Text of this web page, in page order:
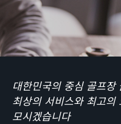
대한민국의 중심 골프장
최상의 서비스와 최고
모시겠습니다